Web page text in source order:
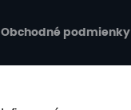
Obchodné podmienky